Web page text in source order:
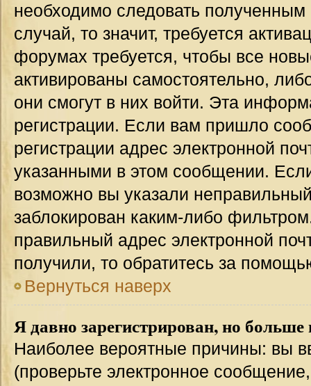
необходимо следовать
случай, то значит, требуется
форумах требуется, чтобы все
активированы самостоятельно,
они смогут в них войти. Эта
регистрации. Если вам пришло
регистрации адрес электронной
указанными в этом сообщении.
возможно вы указали
заблокирован каким-либо
правильный адрес электронной
получили, то обратитесь за
Вернуться наверх
Я давно зарегистрирован, но
Наиболее вероятные причины: вы
(проверьте электронное